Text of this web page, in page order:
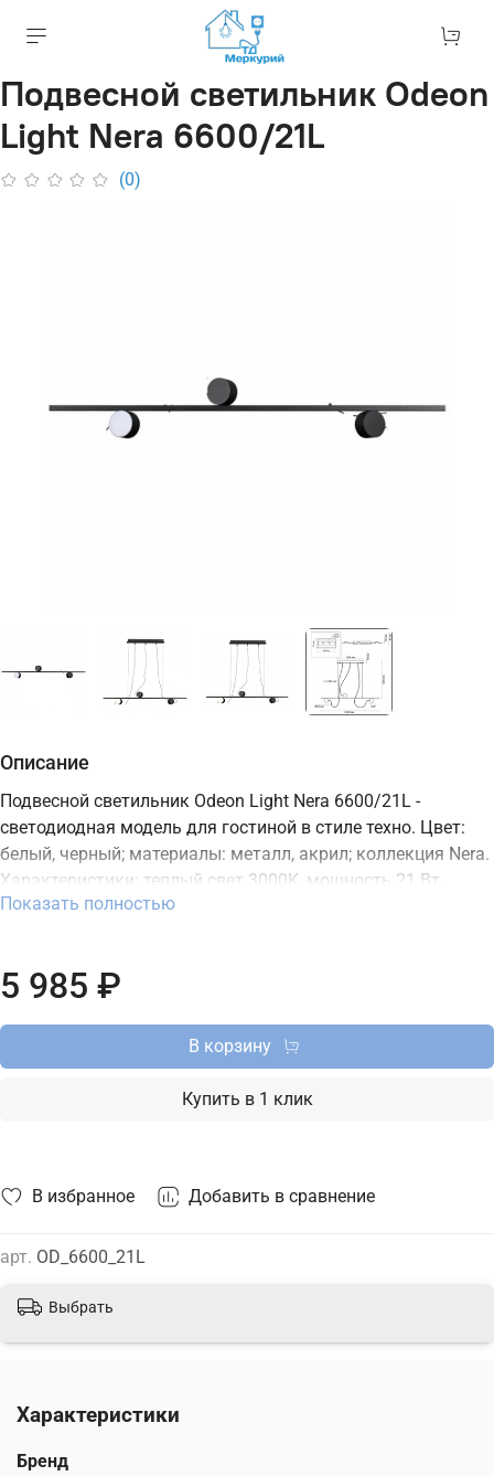
Подвесной светильник Odeon
Light Nera 6600/21L
(0)
В избранное Добавить в сравнение
арт. OD_6600_21L
Описание
Подвесной светильник Odeon Light Nera 6600/21L -
светодиодная модель для гостиной в стиле техно. Цвет:
белый, черный; материалы: металл, акрил; коллекция Nera.
Характеристики: теплый свет 3000K, мощность 21 Вт,
освещение зоны до 10,5 м2, встроенный LED-источник,
подвесной светодиодный светильник Odeon Light с
актуальной ценой на сайте.
Показать полностью
5 985 ₽
В корзину
Купить в 1 клик
Выбрать
Характеристики
Бренд